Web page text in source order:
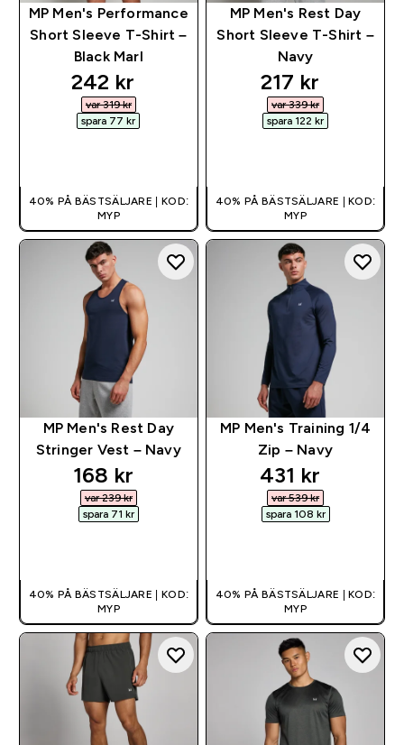
MP Men's Performance
Short Sleeve T-Shirt –
Black Marl
discounted price
242 kr‎
var 319 kr‎
spara 77 kr‎
40% PÅ BÄSTSÄLJARE | KOD:
MYP
MP Men's Rest Day
Short Sleeve T-Shirt –
Navy
discounted
217 kr‎
var 339 kr‎
spara 122 kr‎
40% PÅ BÄSTSÄLJARE | KOD:
MYP
MP Men's Rest Day
Stringer Vest – Navy
discounted price
168 kr‎
var 239 kr‎
spara 71 kr‎
40% PÅ BÄSTSÄLJARE | KOD:
MYP
MP Men's Training 1/4
Zip – Navy
discounted
431 kr‎
var 539 kr‎
spara 108 kr‎
40% PÅ BÄSTSÄLJARE | KOD:
MYP